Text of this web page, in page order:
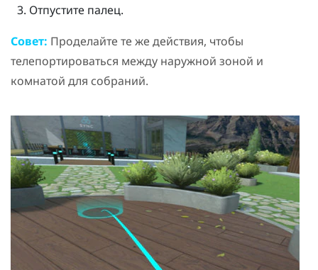
Отпустите палец.
Совет: Проделайте те же действия, чтобы
телепортироваться между наружной зоной и
комнатой для собраний.